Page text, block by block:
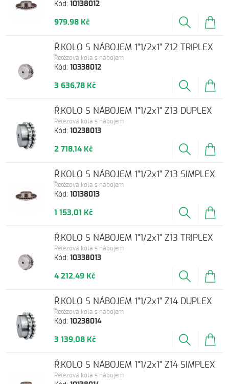
Kód:10138012
979,98 Kč
Kód:10338012
Řetězová kola s nábojem
Ř.KOLO S NÁBOJEM 1"1/2x1" Z12 TRIPLEX
3 636,78 Kč
Kód:10238013
Řetězová kola s nábojem
Ř.KOLO S NÁBOJEM 1"1/2x1" Z13 DUPLEX
2 718,14 Kč
Kód:10138013
Řetězová kola s nábojem
Ř.KOLO S NÁBOJEM 1"1/2x1" Z13 SIMPLEX
1 153,01 Kč
Kód:10338013
Řetězová kola s nábojem
Ř.KOLO S NÁBOJEM 1"1/2x1" Z13 TRIPLEX
4 212,49 Kč
Kód:10238014
Řetězová kola s nábojem
Ř.KOLO S NÁBOJEM 1"1/2x1" Z14 DUPLEX
3 139,08 Kč
Řetězová kola s nábojem
Ř.KOLO S NÁBOJEM 1"1/2x1" Z14 SIMPLEX